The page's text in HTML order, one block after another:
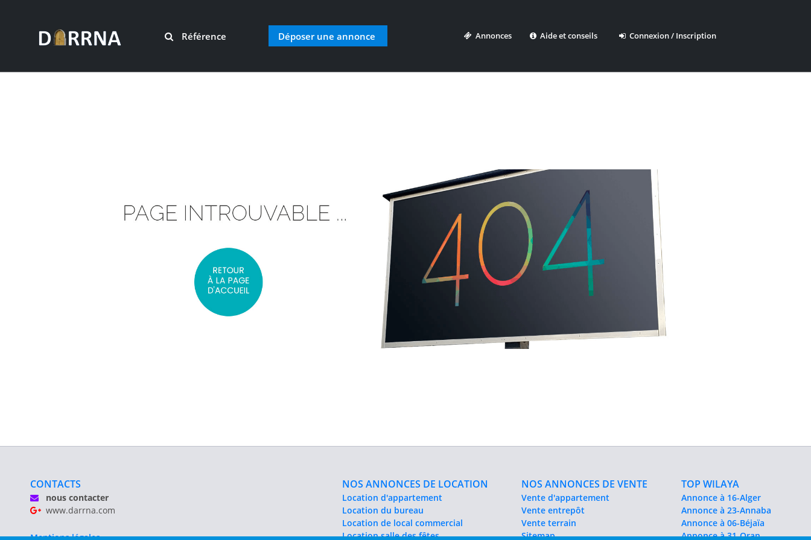
Référence Déposer une annonce Annonces Aide et conseils Connexion / Inscription
CONTACTS
nous contacter
www.darrna.com
Mentions légales
NOS ANNONCES DE LOCATION
Location d'appartement
Location du bureau
Location de local commercial
Location salle des fêtes
NOS ANNONCES DE VENTE
Vente d'appartement
Vente entrepôt
Vente terrain
Sitemap
TOP WILAYA
Annonce à 16-Alger
Annonce à 23-Annaba
Annonce à 06-Béjaïa
Annonce à 31-Oran